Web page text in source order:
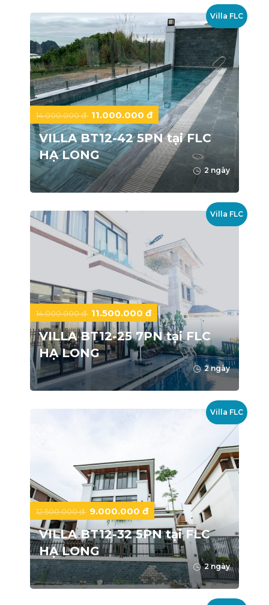
Villa FLC
14.000.000 đ 11.000.000 đ
VILLA BT12-42 5PN tại FLC
HẠ LONG
2 ngày
Villa FLC
14.000.000 đ 11.500.000 đ
VILLA BT12-25 7PN tại FLC
HẠ LONG
2 ngày
Villa FLC
12.500.000 đ 9.000.000 đ
VILLA BT12-32 5PN tại FLC
HẠ LONG
2 ngày